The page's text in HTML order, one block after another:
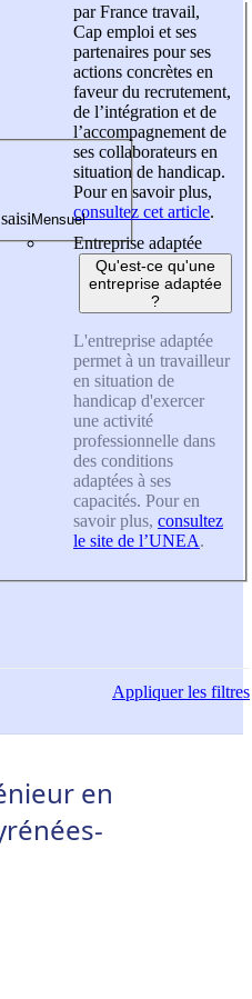
par France travail,
Cap emploi et ses
partenaires pour ses
actions concrètes en
faveur du recrutement,
de l’intégration et de
l’accompagnement de
ses collaborateurs en
situation de handicap.
Pour en savoir plus,
consultez cet article.
Entreprise adaptée
Qu'est-ce qu'une
entreprise adaptée
?
L'entreprise adaptée
permet à un travailleur
en situation de
handicap d'exercer
une activité
professionnelle dans
des conditions
adaptées à ses
capacités. Pour en
savoir plus, consultez
le site de l’UNEA.
Appliquerles filtres
en